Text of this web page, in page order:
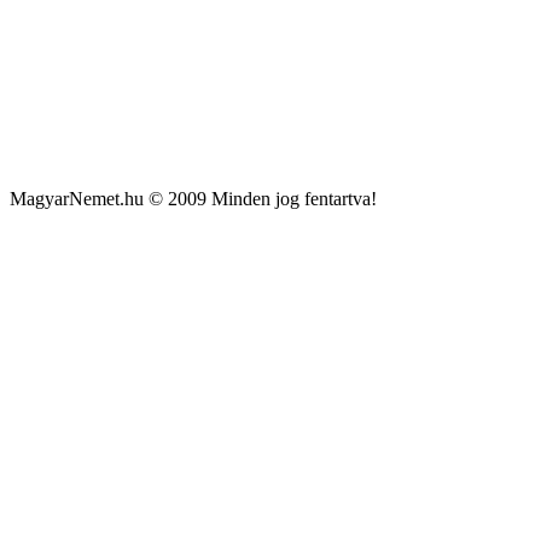
MagyarNemet.hu © 2009 Minden jog fentartva!